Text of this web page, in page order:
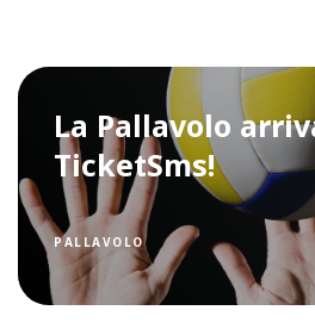
La Pallavolo
TicketSms!
PALLAVOLO